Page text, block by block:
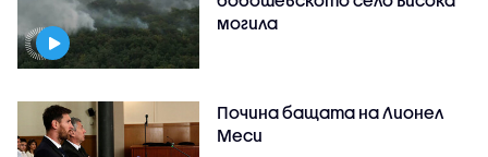
могила
Почина бащата на Лионел
Меси